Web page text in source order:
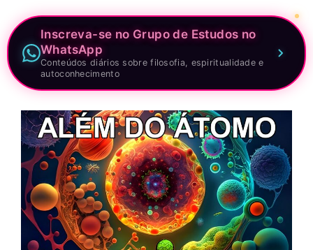
Inscreva-se no Grupo de Estudos no
WhatsApp
Conteúdos diários sobre filosofia, espiritualidade e
autoconhecimento